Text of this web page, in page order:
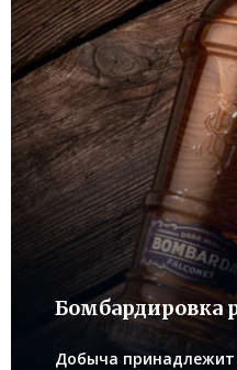
Бомбардировка
Добыча